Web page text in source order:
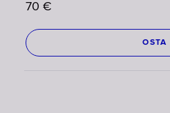
70 €
OSTA